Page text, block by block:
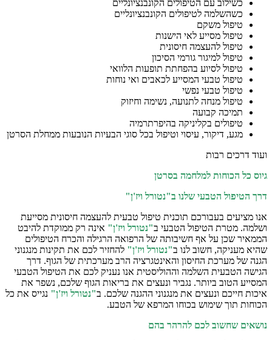
כשילוב עם הטיפולים הקונבנציונליים
כשהשלמה לטיפולים הקונבנציונליים
טיפול משקם
טיפול מסייע לאי הישנות
טיפול להעצמה חיסונית
טיפול למיגור גורמי הסיכון
טיפול לסיוע בהפחתת תופעות הלוואי
טיפול טבעי המסייע לכאבים ואי נוחות
טיפול טבעי נפשי
טיפול מנחה לתנועה, נשימה וחיזוק
תמיכה קבועה
טיפולים בקליניקה בהיפרתרמיה
מגע, דיקור, עיסוי וטיפול בכל סוגי הבעיות הנובעות ממחלת הסרטן
ועוד דרכים רבות
גיוס כל הכוחות למלחמה בסרטן
דרך הטיפול הטבעי שלנו ב"נטורל ויז'ן"
אנו מציעים בעבורכם תוכנית טיפול טבעית להעצמה חיסונית מסייעת
ושלמה. מטרת הטיפול הטבעי ב"נטורל ויז'ן" אינה רק ממוקדת להיבט
הממאיר שכן על אף חשיבותה של הרפואה הרגילה והכרח הטיפולים
שהיא מעניקה, חשוב לנו ב"נטורל ויז'ן" להחזיר לכם את תקינות מנגנוני
הגנה של מערכת החיסון והאינטגרציה הרב מערכתית של הגוף. דרך
הגישה הטבעית השלמה וההוליסטית אנו נעניק לכם את הטיפול הטבעי
המסייע הטוב ביותר. נגביר ונעצים את בריאות הגוף שלכם, נשפר את
איכות חייכם ונעצים את מנגנוני ההגנה שלכם. ב"נטורל ויז'ן" נגייס את כל
הכוחות תוך שימוש בכוחו המרפא של הטבע.
נושאים שחשוב לכם להרהר בהם